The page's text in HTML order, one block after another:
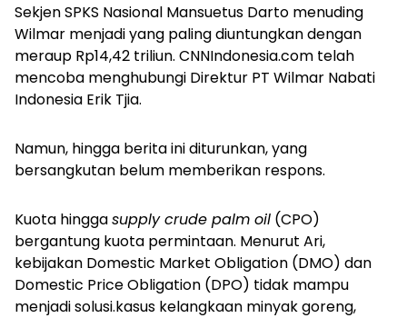
Sekjen SPKS Nasional Mansuetus Darto menuding
Wilmar menjadi yang paling diuntungkan dengan
meraup Rp14,42 triliun. CNNIndonesia.com telah
mencoba menghubungi Direktur PT Wilmar Nabati
Indonesia Erik Tjia.
Namun, hingga berita ini diturunkan, yang
bersangkutan belum memberikan respons.
Kuota hinggasupply crude palm oil (CPO)
bergantung kuota permintaan. Menurut Ari,
kebijakan Domestic Market Obligation (DMO) dan
Domestic Price Obligation (DPO) tidak mampu
menjadi solusi.kasus kelangkaan minyak goreng,